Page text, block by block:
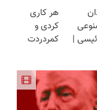
ساخت!!!
|
هر کاری
کردی و
کمردردت
پرسشنامه و
دریافت راه
حل